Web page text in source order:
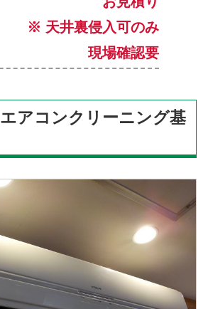
※ 天井裏侵入可のみ
現場確認要
アコンクリーニング基